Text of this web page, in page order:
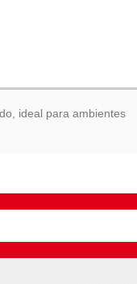
ideal para ambientes